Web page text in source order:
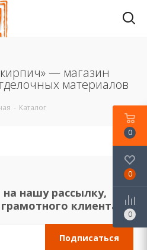
— магазин
материалов
- Каталог
нашу рассылку,
клиента!
0
0
0